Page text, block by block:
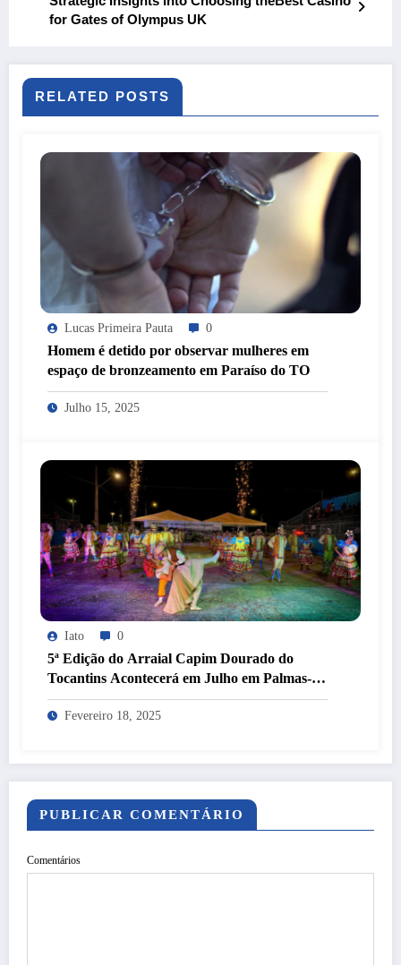
for Gates of Olympus UK
RELATED POSTS
Lucas Primeira Pauta 0
Homem é detido por observar mulheres em
espaço de bronzeamento em Paraíso do TO
Julho 15, 2025
Iato 0
5ª Edição do Arraial Capim Dourado do
Tocantins Acontecerá em Julho em Palmas-
TO
Fevereiro 18, 2025
PUBLICAR COMENTÁRIO
Comentários